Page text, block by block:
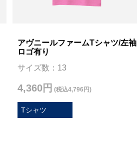
アヴニールファームTシャツ/左袖
ロゴ有り
サイズ数：13
Tシャツ
4,360円 (税込4,796円)